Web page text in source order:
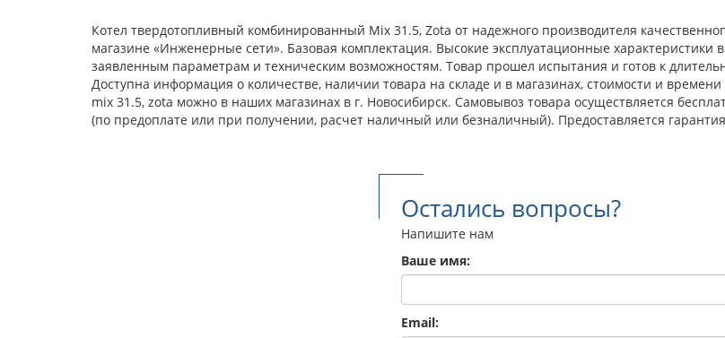
Котел твердотопливный комбинированный Mix 31.5, Zota от надежного производителя
магазине «Инженерные сети». Базовая комплектация. Высокие эксплуатационные характеристики
заявленным параметрам и техническим возможностям. Товар прошел испытания и готов к
Доступна информация о количестве, наличии товара на складе и в магазинах, стоимости и
mix 31.5, zota можно в наших магазинах в г. Новосибирск. Самовывоз товара осуществляется
(по предоплате или при получении, расчет наличный или безналичный). Предоставляется
Остались вопросы?
Напишите нам
Ваше имя:
Email: